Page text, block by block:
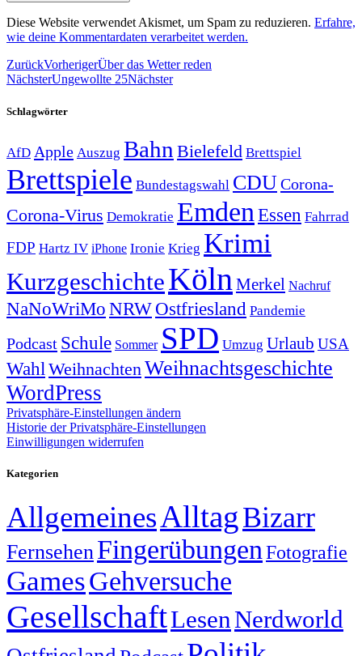
Diese Website verwendet Akismet, um Spam zu reduzieren. Erfahre,
wie deine Kommentardaten verarbeitet werden.
ZurückVorherigerÜber das Wetter reden
NächsterUngewollte 25Nächster
Schlagwörter
AfD Apple Auszug Bahn Bielefeld Brettspiel
Brettspiele Bundestagswahl CDUCorona-
Corona-Virus Demokratie Emden Essen Fahrrad
FDP Hartz IV iPhone Ironie Krieg Krimi
KurzgeschichteKöln Merkel Nachruf
NaNoWriMo NRWOstfriesland Pandemie
Podcast Schule Sommer SPD Umzug Urlaub USA
Wahl Weihnachten Weihnachtsgeschichte
WordPress
Privatsphäre-Einstellungen ändern
Historie der Privatsphäre-Einstellungen
Einwilligungen widerrufen
Kategorien
AllgemeinesAlltagBizarr
FernsehenFingerübungen Fotografie
GamesGehversuche
GesellschaftLesenNerdworld